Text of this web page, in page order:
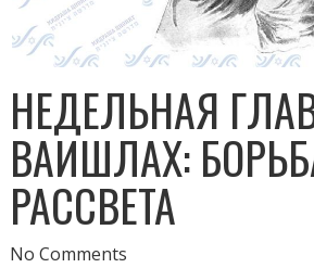
НЕДЕЛЬНАЯ
ВАИШЛАХ:
РАССВЕТА
No Comments